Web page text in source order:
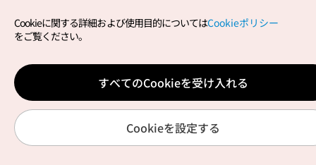
Copyright (c) Korea Tourism Organization All Rights
サイトエラー報告公式メール
japanese@knto.or.kr
Cookieに関する詳細および使用目的についてはCookieポリシー
をご覧ください。
すべてのCookieを受け入れる
Cookieを設定する